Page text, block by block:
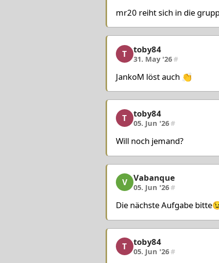
mr20 reiht sich in die
toby84, 6/12, 31. May '26
T toby84
31. May '26#
JankoM löst auch 👏
toby84, 7/12, 05. Jun '26
T toby84
05. Jun '26#
Will noch jemand?
Vabanque, 8/12, 05. Jun
V Vabanque
05. Jun '26#
Die nächste Aufgabe
toby84, 9/12, 05. Jun '26
T toby84
05. Jun '26#